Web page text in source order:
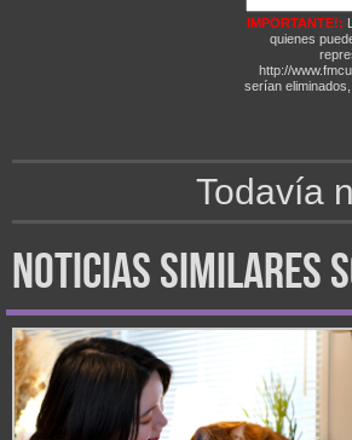
IMPORTANTE!:
quienes
http://
serían
Todavía
noticias similares